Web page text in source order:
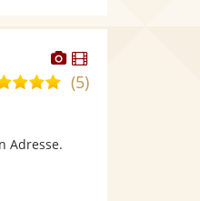
Dieser
Künstler
stellt
Dieser
Künstler
5,0
Sternen
(5)
Adresse.